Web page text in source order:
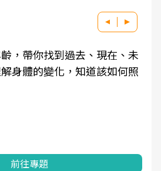
，帶你找到過去、現在、未
身體的變化，知道該如何照
前往專題